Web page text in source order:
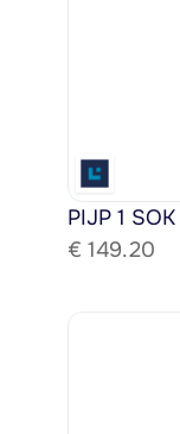
PIJP 1
€ 149.20